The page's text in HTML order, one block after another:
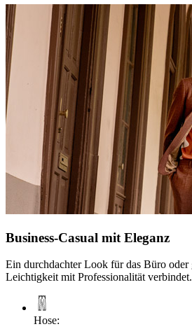
Business-Casual mit Eleganz
Ein durchdachter Look für das Büro oder
Leichtigkeit mit Professionalität verbindet.
Hose: